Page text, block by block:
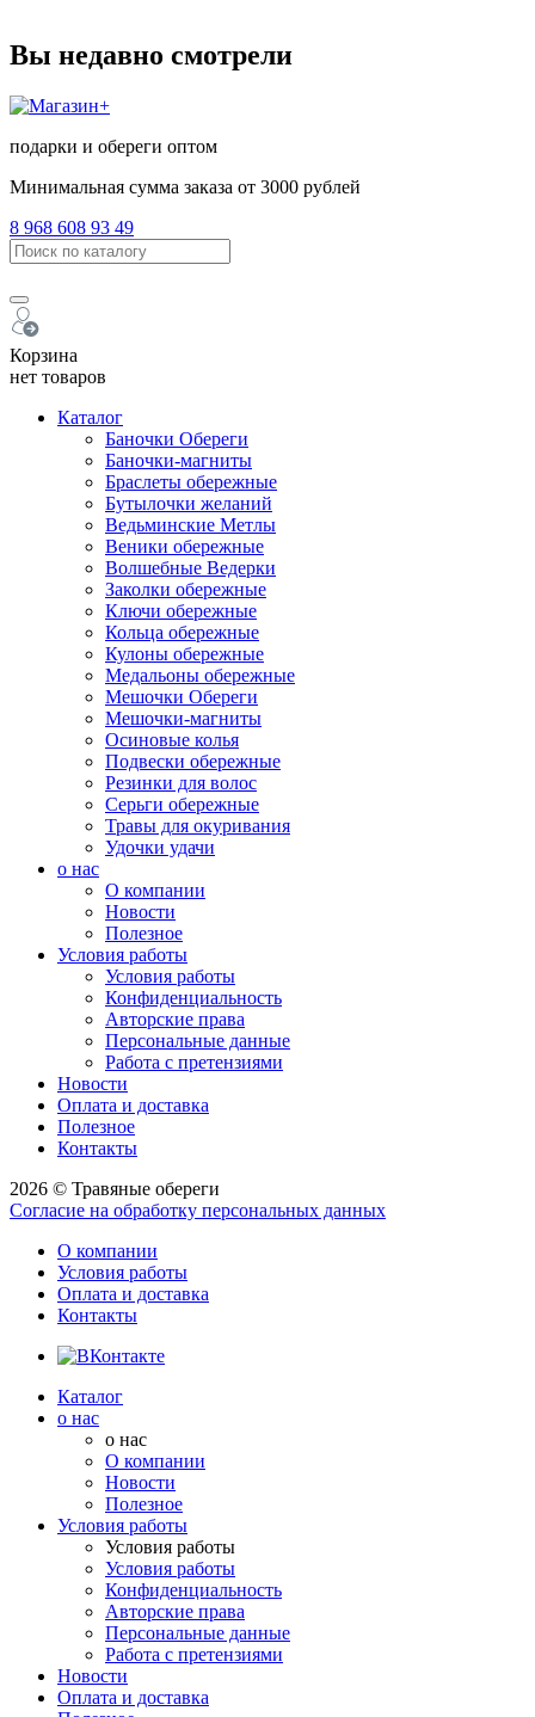
Вы недавно смотрели
подарки и обереги оптом
Минимальная сумма заказа от 3000 рублей
8 968 608 93 49
Корзина
нет товаров
Каталог
Баночки Обереги
Баночки-магниты
Браслеты обережные
Бутылочки желаний
Ведьминские Метлы
Веники обережные
Волшебные Ведерки
Заколки обережные
Ключи обережные
Кольца обережные
Кулоны обережные
Медальоны обережные
Мешочки Обереги
Мешочки-магниты
Осиновые колья
Подвески обережные
Резинки для волос
Серьги обережные
Травы для окуривания
Удочки удачи
о нас
О компании
Новости
Полезное
Условия работы
Условия работы
Конфиденциальность
Авторские права
Персональные данные
Работа с претензиями
Новости
Оплата и доставка
Полезное
Контакты
2026 © Травяные обереги
Согласие на обработку персональных данных
О компании
Условия работы
Оплата и доставка
Контакты
Каталог
о нас
о нас
О компании
Новости
Полезное
Условия работы
Условия работы
Условия работы
Конфиденциальность
Авторские права
Персональные данные
Работа с претензиями
Новости
Оплата и доставка